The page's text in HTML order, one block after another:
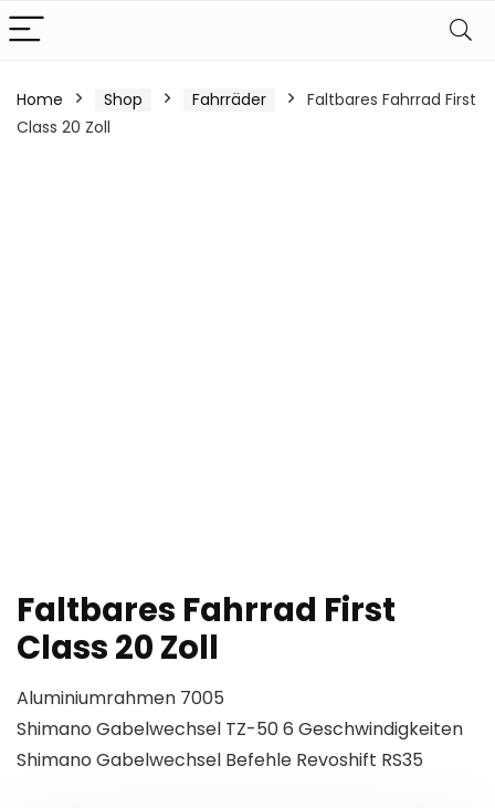
Home Shop Fahrräder
Faltbares Fahrrad First
Class 20 Zoll
Faltbares Fahrrad First
Class 20 Zoll
Aluminiumrahmen 7005
Shimano Gabelwechsel TZ-50 6 Geschwindigkeiten
Shimano Gabelwechsel Befehle Revoshift RS35